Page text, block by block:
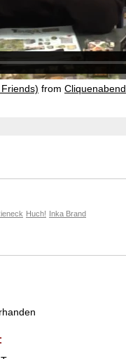
from Cliquenabend
Huch! Inka Brand